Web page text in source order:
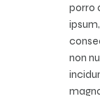
porro
non